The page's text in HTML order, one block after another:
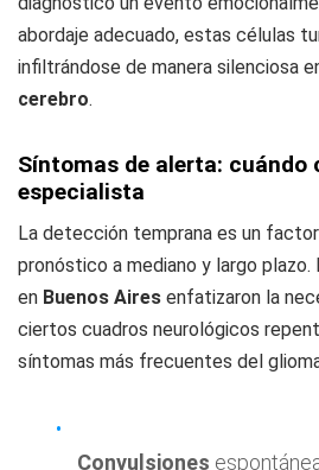
abordaje adecuado, estas células
infiltrándose de manera silenciosa
cerebro.
Síntomas de alerta: cuándo
especialista
La detección temprana es un
pronóstico a mediano y largo
en Buenos Aires enfatizaron la
ciertos cuadros neurológicos
síntomas más frecuentes del
Convulsiones